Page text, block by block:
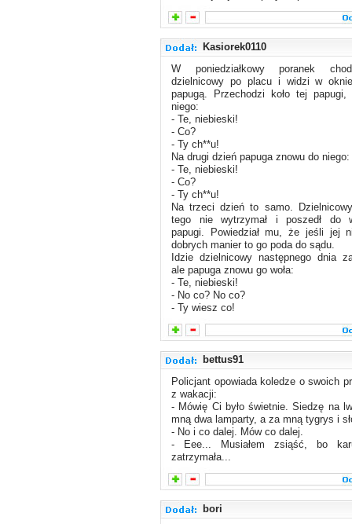
Kasiorek0110
W poniedziałkowy poranek
dzielnicowy po placu i widzi w
papugą. Przechodzi koło tej
niego:
- Te, niebieski!
- Co?
- Ty ch**u!
Na drugi dzień papuga znowu do niego:
- Te, niebieski!
- Co?
- Ty ch**u!
Na trzeci dzień to samo.
tego nie wytrzymał i poszedł do
papugi. Powiedział mu, że jeśli jej
dobrych manier to go poda do sądu.
Idzie dzielnicowy następnego dnia
ale papuga znowu go woła:
- Te, niebieski!
- No co? No co?
- Ty wiesz co!
bettus91
Policjant opowiada koledze o swoich
z wakacji:
- Mówię Ci było świetnie. Siedzę na
mną dwa lamparty, a za mną tygrys i
- No i co dalej. Mów co dalej.
- Eee... Musiałem zsiąść, bo
zatrzymała...
bori